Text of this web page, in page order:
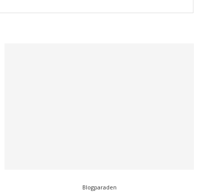
Blogparaden